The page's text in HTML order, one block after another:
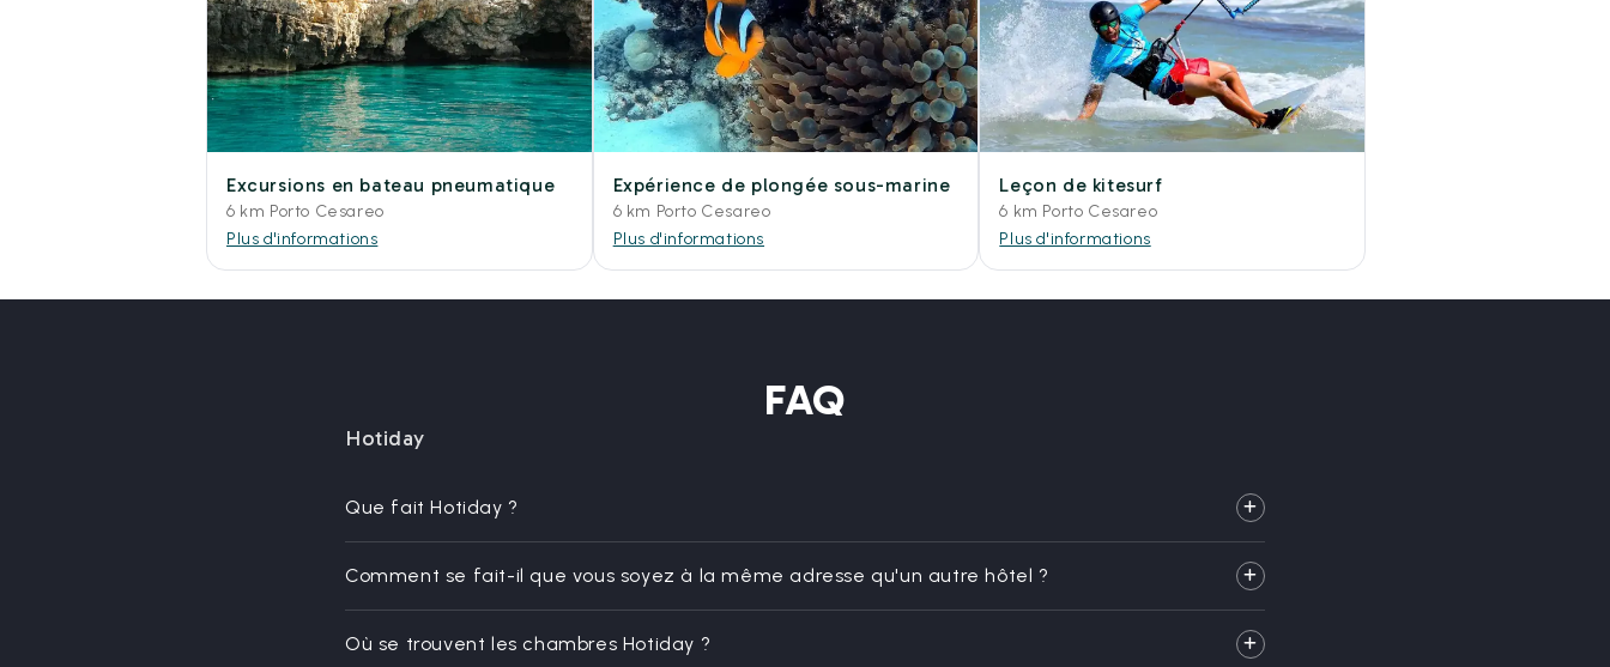
Excursions en bateau pneumatique
6 km Porto Cesareo
Plus d'informations
Expérience de plongée sous-marine
6 km Porto Cesareo
Plus d'informations
Leçon de kitesurf
6 km Porto Cesareo
Plus d'informations
FAQ
Hotiday
Que fait Hotiday ?
Comment se fait-il que vous soyez à la même adresse qu'un autre hôtel ?
Où se trouvent les chambres Hotiday ?